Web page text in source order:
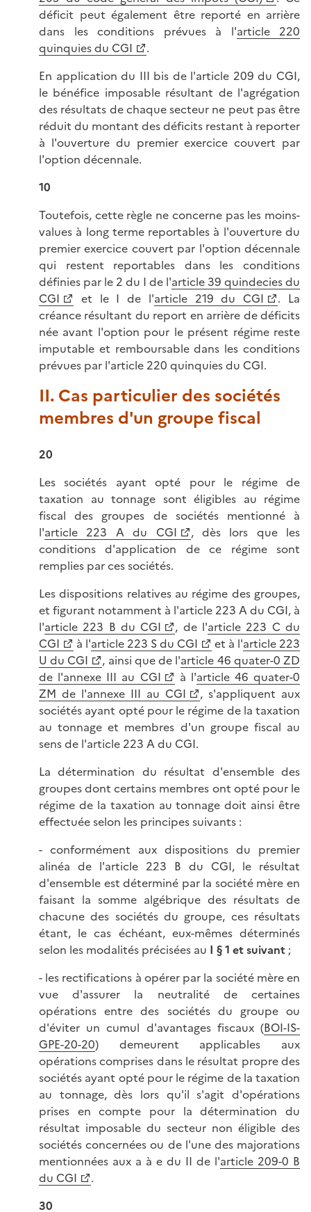
déficit peut également être reporté en arrière
dans les conditions prévues à l'article 220
quinquies du CGI
.
En application du III bis de l'article 209 du CGI,
le bénéfice imposable résultant de l'agrégation
des résultats de chaque secteur ne peut pas être
réduit du montant des déficits restant à reporter
à l'ouverture du premier exercice couvert par
l'option décennale.
10
Toutefois, cette règle ne concerne pas les moins-
values à long terme reportables à l'ouverture du
premier exercice couvert par l'option décennale
qui restent reportables dans les conditions
définies par le 2 du I de l'article 39 quindecies du
CGI
et le I de l'article 219 du CGI
. La
créance résultant du report en arrière de déficits
née avant l'option pour le présent régime reste
imputable et remboursable dans les conditions
prévues par l'article 220 quinquies du CGI.
II. Cas particulier des sociétés
membres d'un groupe fiscal
20
Les sociétés ayant opté pour le régime de
taxation au tonnage sont éligibles au régime
fiscal des groupes de sociétés mentionné à
l'article 223 A du CGI
, dès lors que les
conditions d'application de ce régime sont
remplies par ces sociétés.
Les dispositions relatives au régime des groupes,
et figurant notamment à l'article 223 A du CGI, à
l'article 223 B du CGI , de l'article 223 C du
CGI
à l'article 223 S du CGI et à l'article 223
U du CGI
, ainsi que de l'article 46 quater-0 ZD
de l'annexe III au CGI
à l'article 46 quater-0
ZM de l'annexe III au CGI
, s'appliquent aux
sociétés ayant opté pour le régime de la taxation
au tonnage et membres d'un groupe fiscal au
sens de l'article 223 A du CGI.
La détermination du résultat d'ensemble des
groupes dont certains membres ont opté pour le
régime de la taxation au tonnage doit ainsi être
effectuée selon les principes suivants :
- conformément aux dispositions du premier
alinéa de l'article 223 B du CGI, le résultat
d'ensemble est déterminé par la société mère en
faisant la somme algébrique des résultats de
chacune des sociétés du groupe, ces résultats
étant, le cas échéant, eux-mêmes déterminés
selon les modalités précisées au I § 1 et suivant ;
- les rectifications à opérer par la société mère en
vue d'assurer la neutralité de certaines
opérations entre des sociétés du groupe ou
d'éviter un cumul d'avantages fiscaux (BOI-IS-
GPE-20-20) demeurent applicables aux
opérations comprises dans le résultat propre des
sociétés ayant opté pour le régime de la taxation
au tonnage, dès lors qu'il s'agit d'opérations
prises en compte pour la détermination du
résultat imposable du secteur non éligible des
sociétés concernées ou de l'une des majorations
mentionnées aux a à e du II de l'article 209-0 B
du CGI
.
30